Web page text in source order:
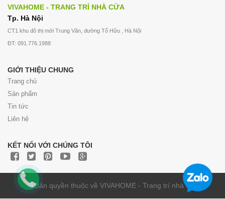
VIVAHOME - TRANG TRÍ NHÀ CỬA
Tp. Hà Nội
CT1 khu đô thị mới Trung Văn, đường Tố Hữu , Hà Nội
ĐT: 091.776.1988
GIỚI THIỆU CHUNG
Trang chủ
Sản phẩm
Tin tức
Liên hệ
KẾT NỐI VỚI CHÚNG TÔI
© Bản quyền thuộc về VIVAHOME - Trang trí nhà cửa